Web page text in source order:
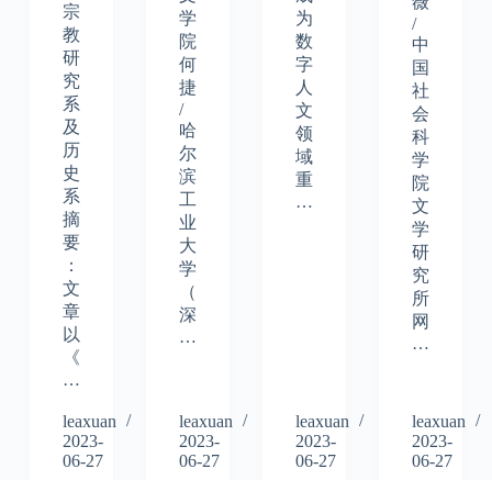
宗
教
研
究
系
及
历
史
系
摘
要
：
文
章
以
《
…
leaxuan
2023-
06-27
学
院
何
捷
/
哈
尔
滨
工
业
大
学
（
深
…
leaxuan
2023-
06-27
为
数
字
人
文
领
域
重
…
leaxuan
2023-
06-27
/
中
国
社
会
科
学
院
文
学
研
究
所
网
…
leaxuan
2023-
06-27